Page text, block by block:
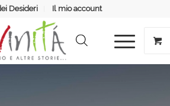
Desideri Il mio account